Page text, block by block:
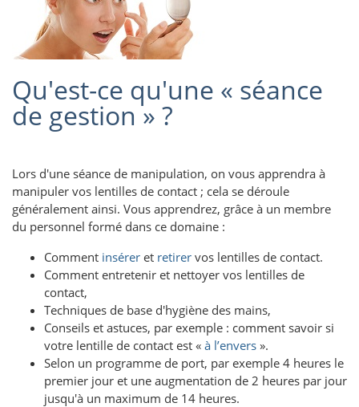
Qu'est-ce qu'une « séance
de gestion » ?
Lors d'une séance de manipulation, on vous apprendra à
manipuler vos lentilles de contact ; cela se déroule
généralement ainsi. Vous apprendrez, grâce à un membre
du personnel formé dans ce domaine :
Comment insérer et retirer vos lentilles de contact.
Comment entretenir et nettoyer vos lentilles de
contact,
Techniques de base d'hygiène des mains,
Conseils et astuces, par exemple : comment savoir si
votre lentille de contact est « à l’envers ».
Selon un programme de port, par exemple 4 heures le
premier jour et une augmentation de 2 heures par jour
jusqu'à un maximum de 14 heures.